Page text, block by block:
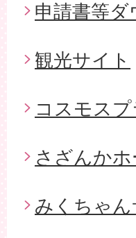
申請書等ダ
観光サイト
コスモス
さざんか
みくちゃん